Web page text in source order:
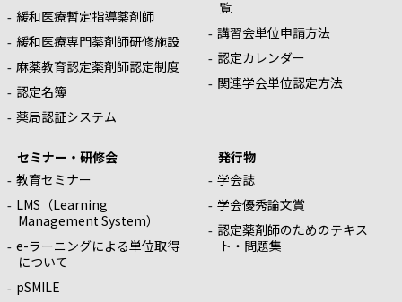
緩和医療暫定指導薬剤師
緩和医療専門薬剤師研修施設
麻薬教育認定薬剤師認定制度
認定名簿
薬局認証システム
覧
講習会単位申請方法
認定カレンダー
関連学会単位認定方法
セミナー・研修会
教育セミナー
LMS（Learning
Management System）
e-ラーニングによる単位取得
について
pSMILE
発行物
学会誌
学会優秀論文賞
認定薬剤師のためのテキス
ト・問題集